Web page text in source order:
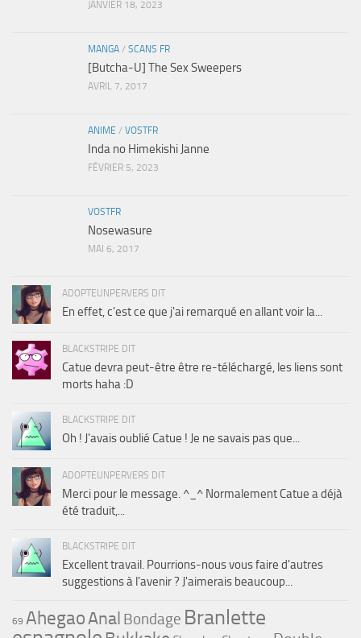
JANVIER 18, 2023
MANGA / SCANS FR
[Butcha-U] The Sex Sweepers
AVRIL 7, 2017
ANIME / VOSTFR
Inda no Himekishi Janne
FÉVRIER 5, 2023
VOSTFR
Nosewasure
MAI 6, 2017
ADOPTEUNPERVERS DIT
En effet, c'est ce que j'ai remarqué en allant voir la...
BLACKSTRIPE DIT
Catue devra peut-être être re-téléchargé, les liens sont
morts haha :D
BLACKSTRIPE DIT
Oh ! J'avais oublié Catue ! Je ne savais pas que...
ADOPTEUNPERVERS DIT
Merci pour le message. ^_^ Normalement Catue a déjà
été traduit,...
BLACKSTRIPE DIT
Excellent travail. Pourrions-nous vous faire d'autres
suggestions à l'avenir ? J'aimerais beaucoup...
69 AhegaoAnal Bondage Branlette